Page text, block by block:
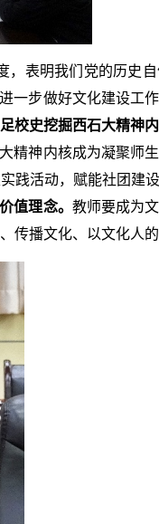
表明我们党的历史
一步做好文化建设工
校史挖掘西石大精神内
神内核成为凝聚师生
践活动，赋能社团建设
值理念。 教师要成为
传播文化、以文化人的